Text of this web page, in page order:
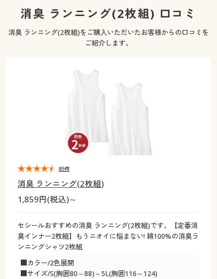
女性下着
女性下着
メンズ下着
メンズ通販すべて
メンズファッション
家電・雑貨
家電・雑貨すべて
寝具・インテリア・家具
カーテン・ラグ・ファブリック
ジュニア・ティーンズ下着
大きいサイズ通販すべて
大きいサイズ レディース服
大きいサイズ レディース下着
大きいサイズ メンズ
大きいサイズ 事務・制服
バーゲンセール
シークレットセール
詳細検索
商品カテゴリ一覧
カタログ・チラシからのご注文
デジタルカタログ
ジュニア・ティーンズ下着
メンズ下着
家電
寝具・インテリア・家具通販すべて
美容・健康
ジュニア・ティーンズ下着
大きいサイズ レディース服
大きいサイズ レディース下着
シークレットセール
商品カテゴリ一覧
カタログ
デジタルカタログ
カタログ無料プレゼント
消臭 ランニング(2枚組) 口コミ
消臭 ランニング(2枚組)をご購入いただいたお客様からの口コミを
ご紹介します。
消臭 ランニング(2枚組)
1,859円(税込)～
セシールおすすめの消臭 ランニング(2枚組)です。【定番消
臭インナー2枚組】もうニオイに悩まない! 綿100%の消臭ラ
ンニングシャツ2枚組
■カラー/2色展開
■サイズ/S(胸囲80～88)～5L(胸囲116～124)
85件